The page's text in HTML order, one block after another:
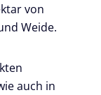
von
Weide.
auch in